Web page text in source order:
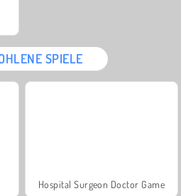
SPIELE
Hospital Surgeon Doctor Game